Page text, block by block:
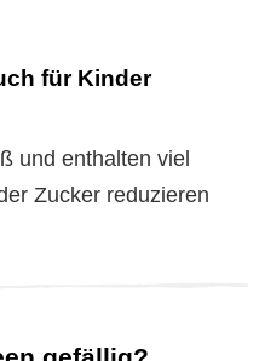
für Kinder
und enthalten viel
Zucker reduzieren